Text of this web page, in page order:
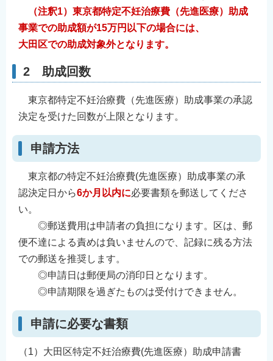
（注釈1）東京都特定不妊治療費（先進医療）助成
事業での助成額が15万円以下の場合には、
大田区での助成対象外となります。
2 助成回数
東京都特定不妊治療費（先進医療）助成事業の承認
決定を受けた回数が上限となります。
申請方法
東京都の特定不妊治療費(先進医療）助成事業の承
認決定日から6か月以内に必要書類を郵送してくださ
い。
◎郵送費用は申請者の負担になります。区は、郵
便不達による責めは負いませんので、記録に残る方法
での郵送を推奨します。
◎申請日は郵便局の消印日となります。
◎申請期限を過ぎたものは受付けできません。
申請に必要な書類
（1）大田区特定不妊治療費(先進医療）助成申請書